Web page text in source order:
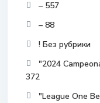
– 557
– 88
! Без рубрики
"2024
372
"League One